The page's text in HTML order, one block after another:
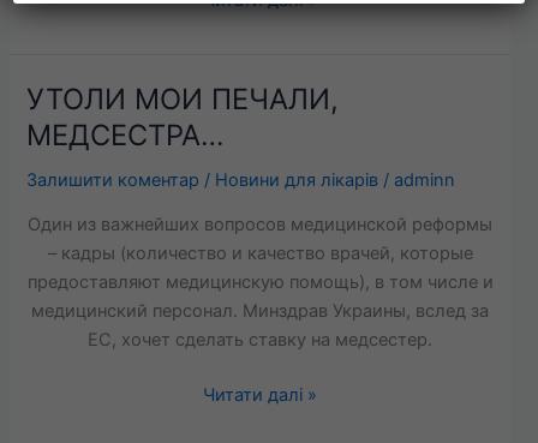
УТОЛИ МОИ ПЕЧАЛИ,
МЕДСЕСТРА…
Залишити коментар / Новини для лікарів / adminn
Один из важнейших вопросов медицинской реформы
– кадры (количество и качество врачей, которые
предоставляют медицинскую помощь), в том числе и
медицинский персонал. Минздрав Украины, вслед за
ЕС, хочет сделать ставку на медсестер.
УТОЛИ
ПЕЧАЛИ,
МЕДСЕСТРА…
Читати далі »